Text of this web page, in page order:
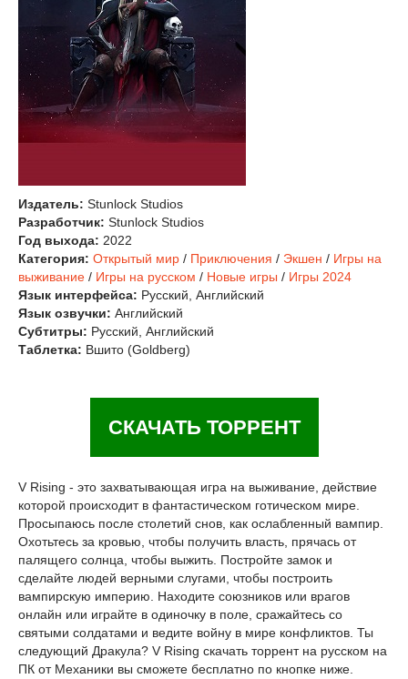
Издатель: Stunlock Studios
Разработчик: Stunlock Studios
Год выхода: 2022
Категория: Открытый мир / Приключения / Экшен / Игры на
выживание / Игры на русском / Новые игры / Игры 2024
Язык интерфейса: Русский, Английский
Язык озвучки: Английский
Субтитры: Русский, Английский
Таблетка: Вшито (Goldberg)
СКАЧАТЬ ТОРРЕНТ
V Rising - это захватывающая игра на выживание, действие
которой происходит в фантастическом готическом мире.
Просыпаюсь после столетий снов, как ослабленный вампир.
Охотьтесь за кровью, чтобы получить власть, прячась от
палящего солнца, чтобы выжить. Постройте замок и
сделайте людей верными слугами, чтобы построить
вампирскую империю. Находите союзников или врагов
онлайн или играйте в одиночку в поле, сражайтесь со
святыми солдатами и ведите войну в мире конфликтов. Ты
следующий Дракула? V Rising скачать торрент на русском на
ПК от Механики вы сможете бесплатно по кнопке ниже.